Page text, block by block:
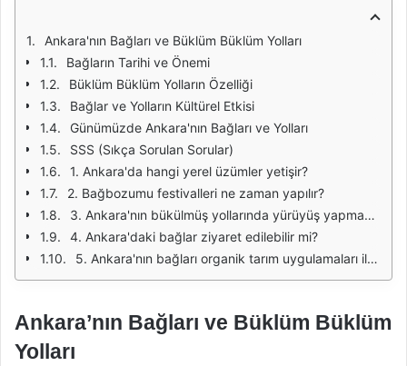
Ankara'nın Bağları ve Büklüm Büklüm Yolları
Bağların Tarihi ve Önemi
Büklüm Büklüm Yolların Özelliği
Bağlar ve Yolların Kültürel Etkisi
Günümüzde Ankara'nın Bağları ve Yolları
SSS (Sıkça Sorulan Sorular)
1. Ankara'da hangi yerel üzümler yetişir?
2. Bağbozumu festivalleri ne zaman yapılır?
3. Ankara'nın bükülmüş yollarında yürüyüş yapmak güvenli midir?
4. Ankara'daki bağlar ziyaret edilebilir mi?
5. Ankara'nın bağları organik tarım uygulamaları ile korunuyor mu?
Ankara’nın Bağları ve Büklüm Büklüm
Yolları